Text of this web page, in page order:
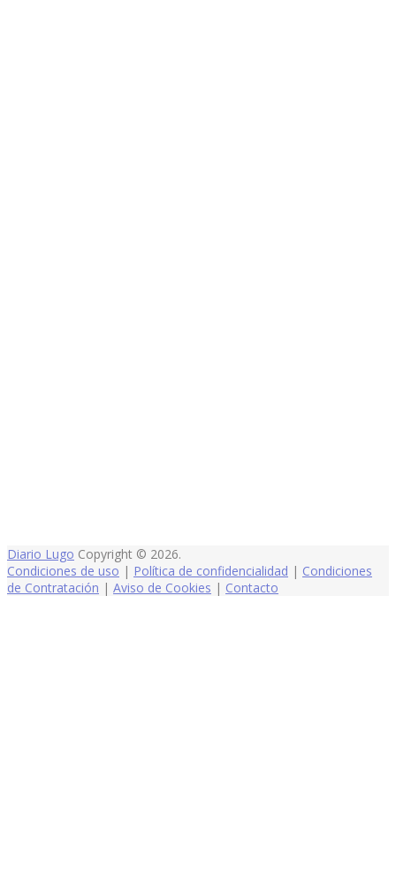
Diario Lugo Copyright © 2026.
Condiciones de uso | Política de confidencialidad | Condiciones
de Contratación | Aviso de Cookies | Contacto